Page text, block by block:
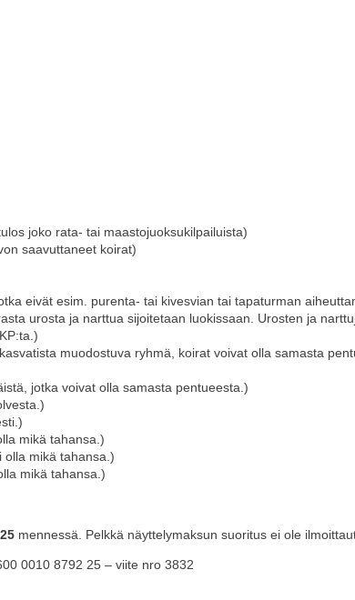
joko rata- tai maastojuoksukilpailuista)
saavuttaneet koirat)
eivät esim. purenta- tai kivesvian tai tapaturman
urosta ja narttua sijoitetaan luokissaan. Urosten ja
muodostuva ryhmä, koirat voivat olla samasta
jotka voivat olla samasta pentueesta.)
mikä tahansa.)
olla mikä tahansa.)
mikä tahansa.)
mennessä. Pelkkä näyttelymaksun suoritus ei ole
0010 8792 25 – viite nro 3832